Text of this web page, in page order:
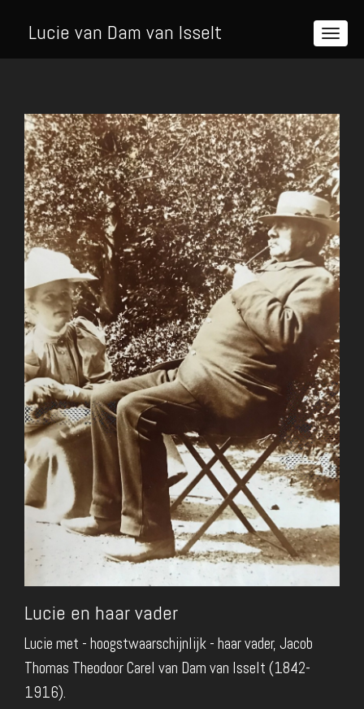
Lucie van Dam van Isselt
Lucie en haar vader
Lucie met - hoogstwaarschijnlijk - haar vader, Jacob
Thomas Theodoor Carel van Dam van Isselt (1842-
1916).